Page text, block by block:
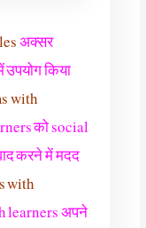
अक्सर
उपयोग किया
with
को social
करने में मदद
with
learners अपने